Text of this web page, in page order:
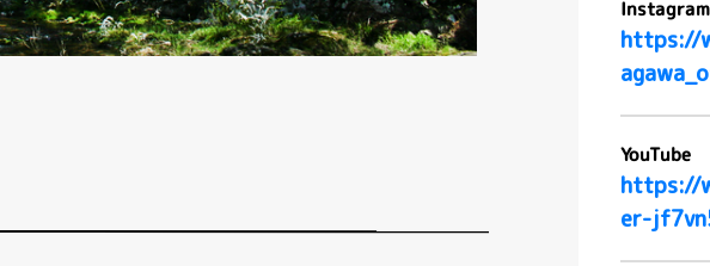
Instagram
https://
YouTube
https://
er-